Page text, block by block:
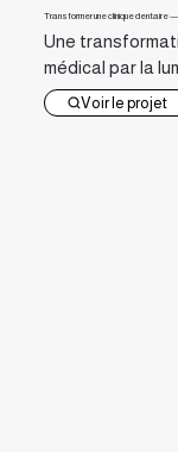
Transformer une clinique dentaire —
Une
médical par la
Voir le projet